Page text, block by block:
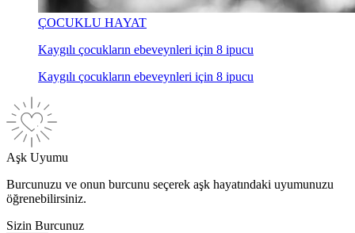
ÇOCUKLU HAYAT
Kaygılı çocukların ebeveynleri için 8 ipucu
Kaygılı çocukların ebeveynleri için 8 ipucu
Aşk Uyumu
Burcunuzu ve onun burcunu seçerek aşk hayatındaki uyumunuzu
öğrenebilirsiniz.
Sizin Burcunuz